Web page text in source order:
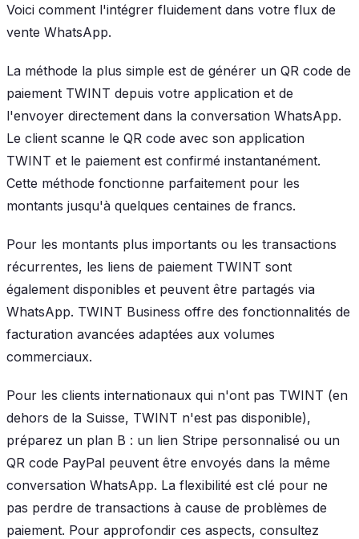
Voici comment l'intégrer fluidement dans votre flux de
vente WhatsApp.
La méthode la plus simple est de générer un QR code de
paiement TWINT depuis votre application et de
l'envoyer directement dans la conversation WhatsApp.
Le client scanne le QR code avec son application
TWINT et le paiement est confirmé instantanément.
Cette méthode fonctionne parfaitement pour les
montants jusqu'à quelques centaines de francs.
Pour les montants plus importants ou les transactions
récurrentes, les liens de paiement TWINT sont
également disponibles et peuvent être partagés via
WhatsApp. TWINT Business offre des fonctionnalités de
facturation avancées adaptées aux volumes
commerciaux.
Pour les clients internationaux qui n'ont pas TWINT (en
dehors de la Suisse, TWINT n'est pas disponible),
préparez un plan B : un lien Stripe personnalisé ou un
QR code PayPal peuvent être envoyés dans la même
conversation WhatsApp. La flexibilité est clé pour ne
pas perdre de transactions à cause de problèmes de
paiement. Pour approfondir ces aspects, consultez